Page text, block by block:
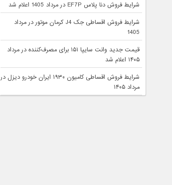
شرایط فروش دنا پلاس EF7P در مرداد 1405 اعلام شد
شرایط فروش اقساطی جک J4 کرمان موتور در مرداد
1405
قیمت جدید وانت سایپا ۱۵۱ برای مصرف‌کننده در مرداد
۱۴۰۵ اعلام شد
شرایط فروش اقساطی کامیون ۱۹۳۰ ایران خودرو دیزل در
مرداد ۱۴۰۵